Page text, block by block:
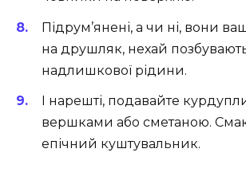
Підрум’янені, а чи ні, вони
на друшляк, нехай
надлишкової рідини.
І нарешті, подавайте
вершками або сметаною.
епічний куштувальник.